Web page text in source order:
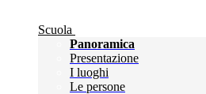
Scuola
Panoramica
Presentazione
I luoghi
Le persone